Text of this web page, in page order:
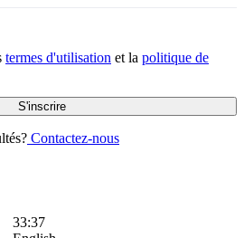
termes d'utilisation et la politique de
Contactez-nous
33:37